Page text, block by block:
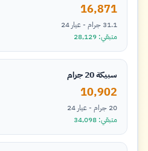
16,871
31.1 جرام - عيار 24
متبقي: 28,129
سبيكة 20 جرام
10,902
20 جرام - عيار 24
متبقي: 34,098